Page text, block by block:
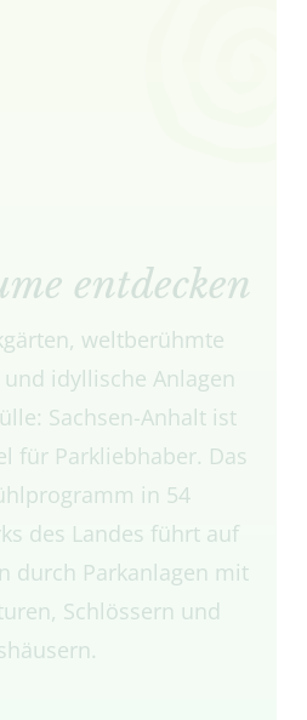
entdecken
weltberühmte
idyllische Anlagen
Sachsen-Anhalt ist
für Parkliebhaber. Das
in 54
des Landes führt auf
durch Parkanlagen mit
Schlössern und